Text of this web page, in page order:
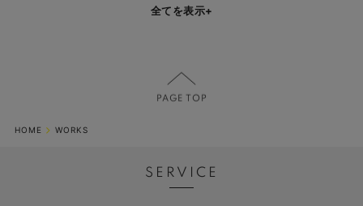
全てを表示+
HOME WORKS
SERVICE